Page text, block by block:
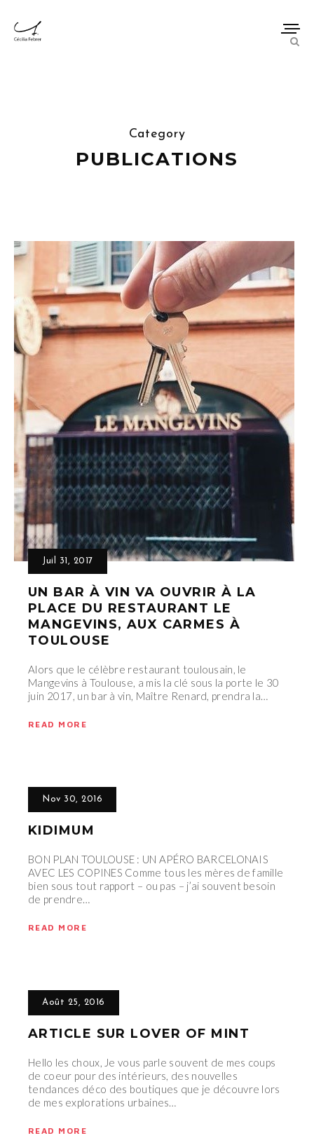
Category
PUBLICATIONS
Juil 31, 2017
UN BAR À VIN VA OUVRIR À LA
PLACE DU RESTAURANT LE
MANGEVINS, AUX CARMES À
TOULOUSE
Alors que le célèbre restaurant toulousain, le
Mangevins à Toulouse, a mis la clé sous la porte le 30
juin 2017, un bar à vin, Maître Renard, prendra la…
READ MORE
Nov 30, 2016
KIDIMUM
BON PLAN TOULOUSE : UN APÉRO BARCELONAIS
AVEC LES COPINES Comme tous les mères de famille
bien sous tout rapport – ou pas – j’ai souvent besoin
de prendre…
READ MORE
Août 25, 2016
ARTICLE SUR LOVER OF MINT
Hello les choux, Je vous parle souvent de mes coups
de coeur pour des intérieurs, des nouvelles
tendances déco des boutiques que je découvre lors
de mes explorations urbaines…
READ MORE